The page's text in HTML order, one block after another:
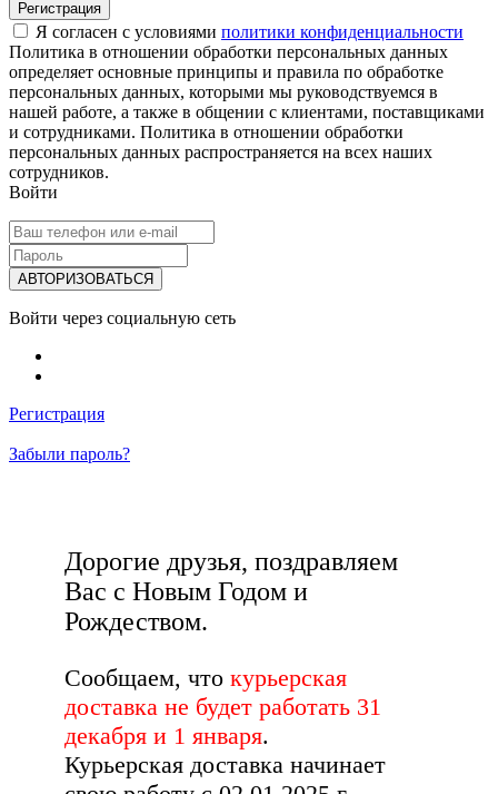
Я согласен с условиями политики конфиденциальности
Политика в отношении обработки персональных данных
определяет основные принципы и правила по обработке
персональных данных, которыми мы руководствуемся в
нашей работе, а также в общении с клиентами, поставщиками
и сотрудниками. Политика в отношении обработки
персональных данных распространяется на всех наших
сотрудников.
Войти
Войти через социальную сеть
Регистрация
Забыли пароль?
Дорогие друзья, поздравляем
Вас с Новым Годом и
Рождеством.
Сообщаем, что курьерская
доставка не будет работать 31
декабря и 1 января.
Курьерская доставка начинает